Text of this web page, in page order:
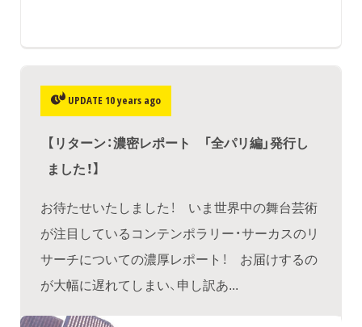
UPDATE 10 years ago
​【リターン：濃密レポート 「全パリ編」発行し
ました！】
お待たせいたしました！ いま世界中の舞台芸術
が注目しているコンテンポラリー・サーカスのリ
サーチについての濃厚レポート！ お届けするの
が大幅に遅れてしまい、申し訳あ...